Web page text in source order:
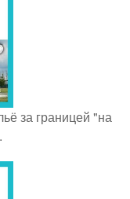
за границей "на